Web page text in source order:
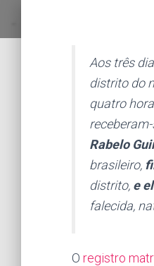
Aos três
distrito do
quatro
Rabelo
brasileiro,
distrito, e
falecida,
O registro